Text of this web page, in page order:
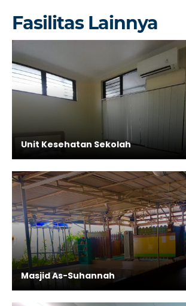
Fasilitas Lainnya
Unit Kesehatan Sekolah
Masjid As-Suhannah